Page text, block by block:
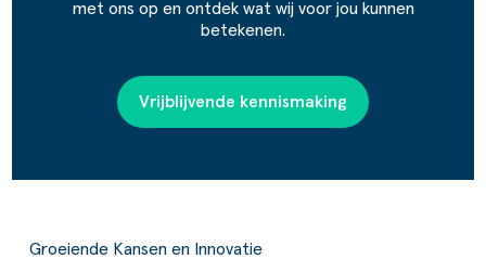
met ons op en ontdek wat wij voor jou kunnen
betekenen.
Vrijblijvende kennismaking
Groeiende Kansen en Innovatie